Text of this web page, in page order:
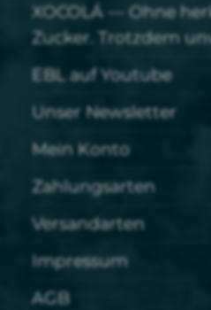
XOCOLÁ — Ohne
Zucker. Trotzdem
EBL auf Youtube
Unser Newsletter
Mein Konto
Zahlungsarten
Versandarten
Impressum
AGB